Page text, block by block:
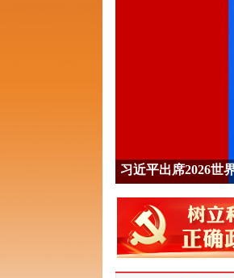
习近平出席2026世